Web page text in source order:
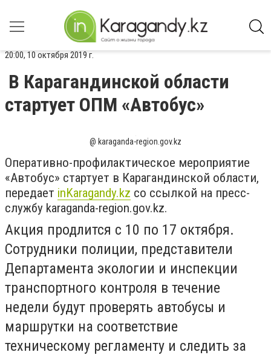
20:00, 10 октября 2019 г.
В Карагандинской области
стартует ОПМ «Автобус»
@ karaganda-region.gov.kz
Оперативно-профилактическое мероприятие
«Автобус» стартует в Карагандинской области,
передает inKaragandy.kz со ссылкой на пресс-
службу karaganda-region.gov.kz.
Акция продлится с 10 по 17 октября.
Сотрудники полиции, представители
Департамента экологии и инспекции
транспортного контроля в течение
недели будут проверять автобусы и
маршрутки на соответствие
техническому регламенту и следить за